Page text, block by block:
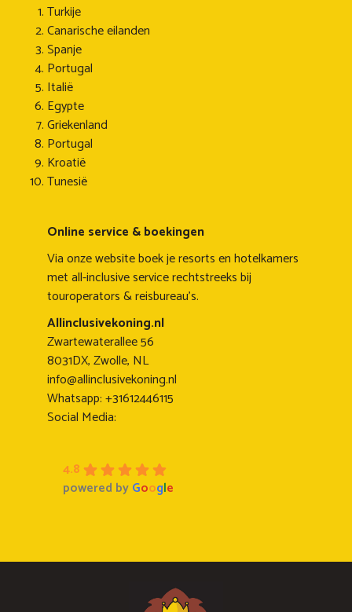
Turkije
Canarische eilanden
Spanje
Portugal
Italië
Egypte
Griekenland
Portugal
Kroatië
Tunesië
Online service & boekingen
Via onze website boek je resorts en hotelkamers
met all-inclusive service rechtstreeks bij
touroperators & reisbureau's.
Allinclusivekoning.nl
Zwartewaterallee 56
8031DX, Zwolle, NL
info@allinclusivekoning.nl
Whatsapp: +31612446115
Social Media:
4.8
powered byGoogle